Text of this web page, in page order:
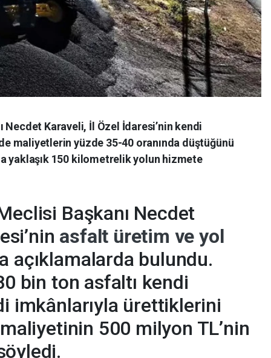
Karaveli, İl Özel İdaresi’nin kendi
maliyetlerin yüzde 35-40 oranında düştüğünü
yaklaşık 150 kilometrelik yolun hizmete
Başkanı Necdet
asfalt üretim ve yol
açıklamalarda bulundu.
bin ton asfaltı kendi
imkânlarıyla ürettiklerini
500 milyon TL’nin